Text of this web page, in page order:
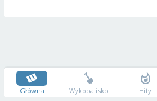
Główna Wykopalisko Hity